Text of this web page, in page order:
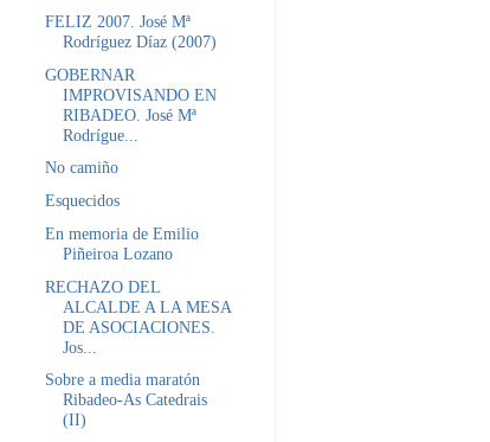
FELIZ 2007. José Mª
Rodríguez Díaz (2007)
GOBERNAR
IMPROVISANDO EN
RIBADEO. José Mª
Rodrígue...
No camiño
Esquecidos
En memoria de Emilio
Piñeiroa Lozano
RECHAZO DEL
ALCALDE A LA MESA
DE ASOCIACIONES.
Jos...
Sobre a media maratón
Ribadeo-As Catedrais
(II)